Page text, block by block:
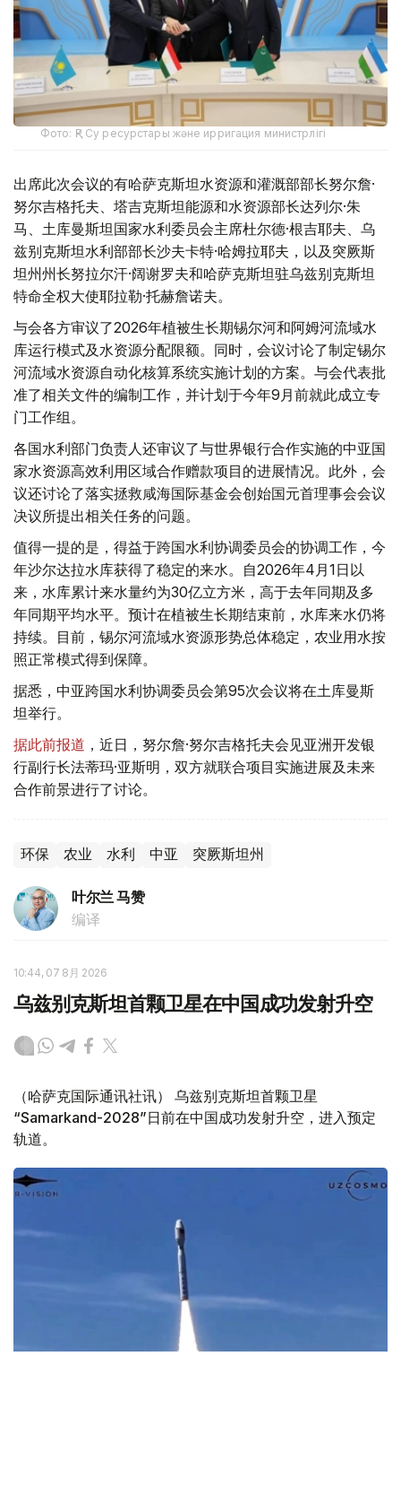
Фото: ҚР Су ресурстары және ирригация министрлігі
出席此次会议的有哈萨克斯坦水资源和灌溉部部长努尔詹·
努尔吉格托夫、塔吉克斯坦能源和水资源部长达列尔·朱
马、土库曼斯坦国家水利委员会主席杜尔德·根吉耶夫、乌
兹别克斯坦水利部部长沙夫卡特·哈姆拉耶夫，以及突厥斯
坦州州长努拉尔汗·阔谢罗夫和哈萨克斯坦驻乌兹别克斯坦
特命全权大使耶拉勒·托赫詹诺夫。
与会各方审议了2026年植被生长期锡尔河和阿姆河流域水
库运行模式及水资源分配限额。同时，会议讨论了制定锡尔
河流域水资源自动化核算系统实施计划的方案。与会代表批
准了相关文件的编制工作，并计划于今年9月前就此成立专
门工作组。
各国水利部门负责人还审议了与世界银行合作实施的中亚国
家水资源高效利用区域合作赠款项目的进展情况。此外，会
议还讨论了落实拯救咸海国际基金会创始国元首理事会会议
决议所提出相关任务的问题。
值得一提的是，得益于跨国水利协调委员会的协调工作，今
年沙尔达拉水库获得了稳定的来水。自2026年4月1日以
来，水库累计来水量约为30亿立方米，高于去年同期及多
年同期平均水平。预计在植被生长期结束前，水库来水仍将
持续。目前，锡尔河流域水资源形势总体稳定，农业用水按
照正常模式得到保障。
据悉，中亚跨国水利协调委员会第95次会议将在土库曼斯
坦举行。
据此前报道 ，近日，努尔詹·努尔吉格托夫会见亚洲开发银
行副行长法蒂玛·亚斯明，双方就联合项目实施进展及未来
合作前景进行了讨论。
环保 农业 水利 中亚 突厥斯坦州
叶尔兰 马赞
编译
10:44, 07 8月 2026
乌兹别克斯坦首颗卫星在中国成功发射升空
（哈萨克国际通讯社讯） 乌兹别克斯坦首颗卫星
“Samarkand-2028”日前在中国成功发射升空，进入预定
轨道。